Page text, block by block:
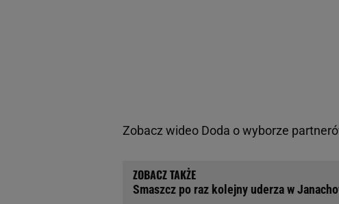
Zobacz wideo Doda o wyborze
Smaszcz po raz kolejny uderza w